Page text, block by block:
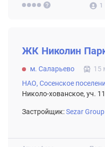
1
ЖК Николин
м. Саларьево
15
НАО, Сосенское
Николо-хованское, уч.
Застройщик:Sezar Group